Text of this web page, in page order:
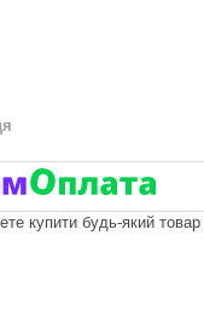
купити будь-який